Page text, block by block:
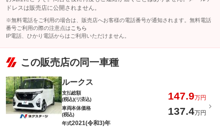
ドレスは販売店に公開されません。
※無料電話をご利用の場合は、販売店へお客様の電話番号が通知されます。無料電話
番号ご利用の際の注意点は こちら
IP電話、ひかり電話からはご利用いただけません。
この販売店の同一車種
ルークス
支払総額
(税込)(リ済込)
147.9万円
車両本体価格
(税込)
137.4万円
年式2021(令和3)年